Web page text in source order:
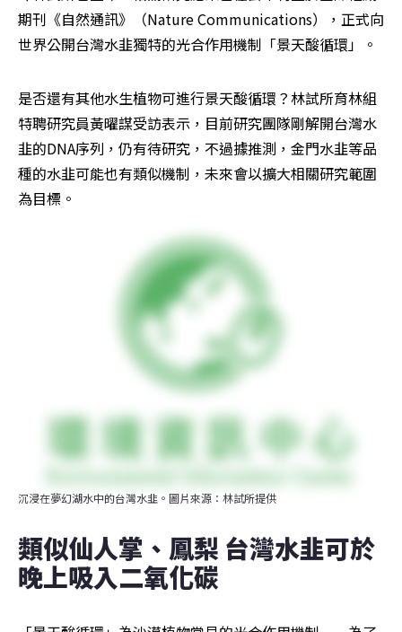
期刊《自然通訊》（Nature Communications），正式向
世界公開台灣水韭獨特的光合作用機制「景天酸循環」。
是否還有其他水生植物可進行景天酸循環？林試所育林組
特聘研究員黃曜謀受訪表示，目前研究團隊剛解開台灣水
韭的DNA序列，仍有待研究，不過據推測，金門水韭等品
種的水韭可能也有類似機制，未來會以擴大相關研究範圍
為目標。
沉浸在夢幻湖水中的台灣水韭。圖片來源：林試所提供
類似仙人掌、鳳梨 台灣水韭可於
晚上吸入二氧化碳